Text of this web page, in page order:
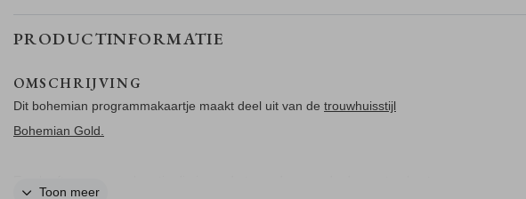
PRODUCTINFORMATIE
OMSCHRIJVING
Dit bohemian programmakaartje maakt deel uit van de trouwhuisstijl
Bohemian Gold.
Toon meer